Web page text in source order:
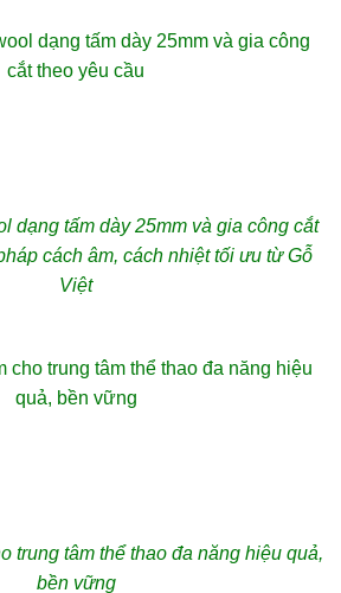
dạng tấm dày 25mm và gia công cắt
cách âm, cách nhiệt tối ưu từ Gỗ
Việt
trung tâm thể thao đa năng hiệu quả,
bền vững